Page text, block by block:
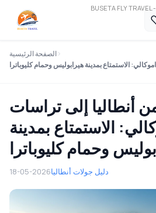
BUSETA FLY TRAVEL
الصفحة الرئيسية
الاستمتاع بمدينة هيرابوليس وحمام كليوباترا
أنطاليا إلى تراسات
الاستمتاع بمدينة
وحمام كليوباترا
18-05-2026دليل جولات أنطاليا